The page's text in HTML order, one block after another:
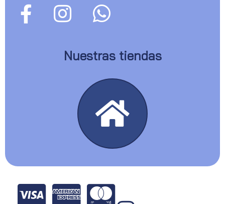
Nuestras tiendas